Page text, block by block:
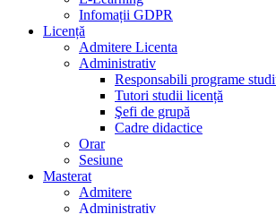
Infomații GDPR
Licență
Admitere Licenta
Administrativ
Responsabili programe
Tutori studii licență
Şefi de grupă
Cadre didactice
Orar
Sesiune
Masterat
Admitere
Administrativ